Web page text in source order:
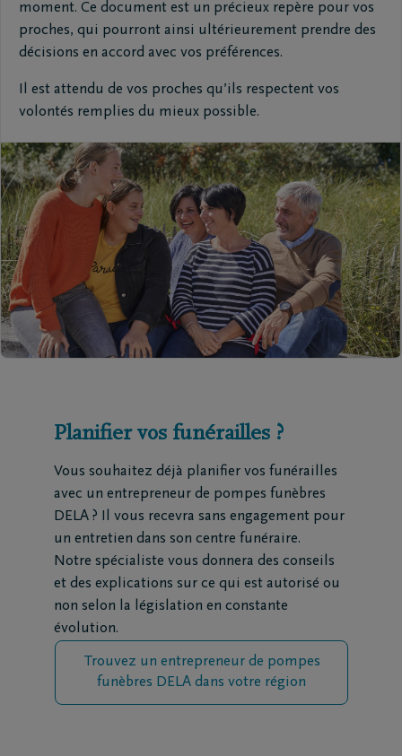
moment. Ce document est un précieux repère pour vos
proches, qui pourront ainsi ultérieurement prendre des
décisions en accord avec vos préférences.
Il est attendu de vos proches qu’ils respectent vos
volontés remplies du mieux possible.
Planifier vos funérailles ?
Vous souhaitez déjà planifier vos funérailles
avec un entrepreneur de pompes funèbres
DELA ? Il vous recevra sans engagement pour
un entretien dans son centre funéraire.
Notre spécialiste vous donnera des conseils
et des explications sur ce qui est autorisé ou
non selon la législation en constante
évolution.
Trouvez un entrepreneur de pompes
funèbres DELA dans votre région